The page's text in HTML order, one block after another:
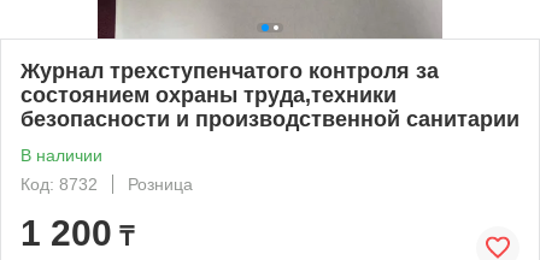
Журнал трехступенчатого контроля за
состоянием охраны труда,техники
безопасности и производственной санитарии
В наличии
Код: 8732
Розница
1 200 ₸